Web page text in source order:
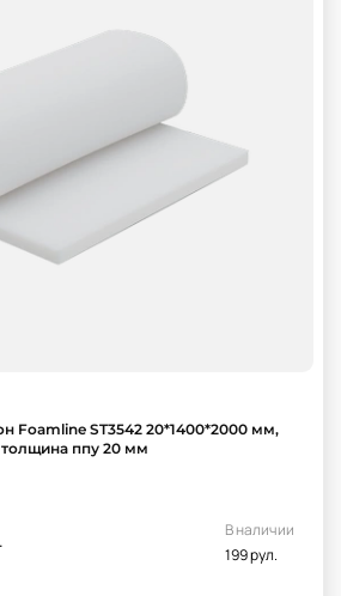
Foamline ST3542 20*1400*2000 мм,
толщина ппу 20 мм
В наличии
199 рул.